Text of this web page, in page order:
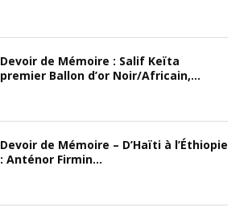
Devoir de Mémoire : Salif Keïta
premier Ballon d’or Noir/Africain,...
Devoir de Mémoire – D’Haïti à l’Éthiopie
: Anténor Firmin...